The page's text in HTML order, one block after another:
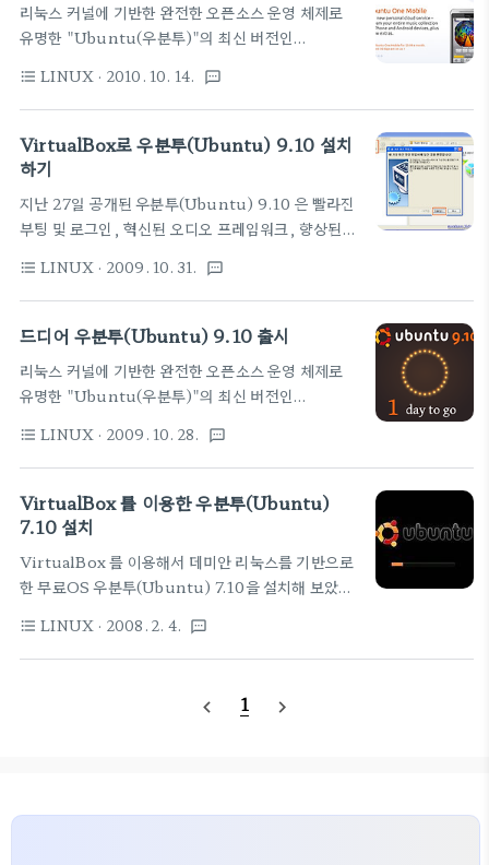
'Ubuntu for Android' 은 스마트폰에 탑재된
Android과는 별도로 'Ubuntu'를 이용할 수 있게
해주는 프로그램으로 스마트폰을 모니터와 키보드에
'Ubuntu for Android'는 안드로이드 운영체..
리눅스 커널에 기반한 완전한 오픈소스 운영 체제로
유명한 "Ubuntu(우분투)"의 최신 버전인
한 배포를 시작하였습니다. 다운로드 외에 기존 우분
투 사용자들은 우분투 10.04 LTS에서 직접 업그레
이드할 수 있습니다. 이번에 배포되는 Ubuntu
10.10에서는 개인화 클라우드 서비스인 ‘우분투 원
공하며, 구글의 안드로이드, 애플의 아이폰, 마이크
로소프트 윈도우 등 기타 다른 운영체제와의 상호 운
용성이 확장 적용되었습니다. 'Ubuntu Desktop
Netbook Edition'사..
format_list_bulleted LINUX · 2010. 10. 14. textsms
VirtualBox로 우분투(Ubuntu) 9.10 설치
하기
지난 27일 공개된 우분투(Ubuntu) 9.10 은 빨라진
부팅 및 로그인, 혁신된 오디오 프레임워크, 향상된
분에서 향상이 이루어졌습니다. ▶ 관련글
2009/10/28 - [Tips/LINUX] - 드디어 우분투
(Ubuntu) 9.10 출시 이번 포스트에서는 SUN
Windows의 가상환경에서 우분투(Ubuntu) 9.10
를 설치하는 방법을 소개하고자 합니다. 먼저 아래의
링크에서 VirtualBox와 우분투(Ubuntu) 9.10 을
다운받기 링크1 링크2 ■ VirtualBox에..
format_list_bulleted LINUX · 2009. 10. 31. textsms
드디어 우분투(Ubuntu) 9.10 출시
리눅스 커널에 기반한 완전한 오픈소스 운영 체제로
유명한 "Ubuntu(우분투)"의 최신 버전인
Canonical (英)이 발표했습니다. Ubuntu 9.10은
더욱 빨라진 부팅 및 로그인, 혁신된 오디오 프레임워
크, 향상된 3G 브로드밴드 연결지원 등 사용자를 위
한 다양한 부분에서 향상이 이루어졌습니다. ▶ 홈페
UbuntuKorea ◀ ■ Ubuntu 9.10 Server
Edition 이 중 서버 버전의 "Ubuntu 9.10
Server Edition"은 클라우드 컴퓨팅(cloud
format_list_bulleted LINUX · 2009. 10. 28. textsms
VirtualBox 를 이용한 우분투(Ubuntu)
7.10 설치
VirtualBox 를 이용해서 데미안 리눅스를 기반으로
한 무료OS 우분투(Ubuntu) 7.10을 설치해 보았습
OS를 구현하는 VMware와 같은 종류의 프로그램으
로 VMware과는 달리 한글을 지원한답니다.
방법은 꿈틀이님의 블로그 에 친절한 설명이 등록되어
설정방법이 있는지 고수님들의 조언 부탁드립니다.
format_list_bulleted LINUX · 2008. 2. 4. textsms
navigate_before 1 navigate_next